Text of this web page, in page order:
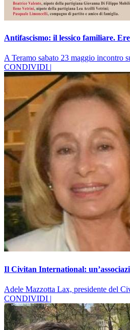
Antifascismo: il lessico familiare.
A Teramo sabato 23 maggio incontro
CONDIVIDI |
Il Civitan International:
Adele Mazzotta Lax, presidente del
CONDIVIDI |